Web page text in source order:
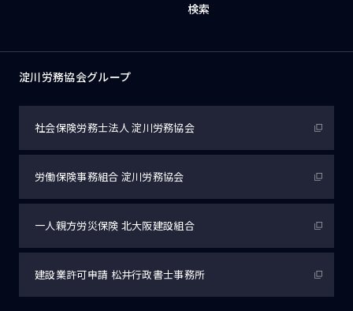
検索
淀川労務協会グループ
社会保険労務士法人淀川労務協会
労働保険事務組合 淀川労務協会
一人親方労災保険 北大阪建設組合
建設業許可申請 松井行政書士事務所